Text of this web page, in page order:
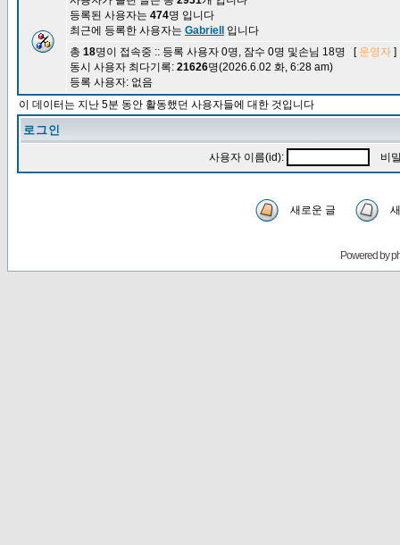
등록된 사용자는 474명 입니다
최근에 등록한 사용자는 Gabriell
입니다
총 18명이 접속중 :: 등록 사용자 0명, 잠수 0명 및손님 18명 [ 운영자
동시 사용자 최다기록: 21626명(2026.6.02 화, 6:28 am)
등록 사용자: 없음
이 데이터는 지난 5분 동안 활동했던 사용자들에 대한 것입니다
로그인
사용자 이름(id): 비
새로운 글
Powered by